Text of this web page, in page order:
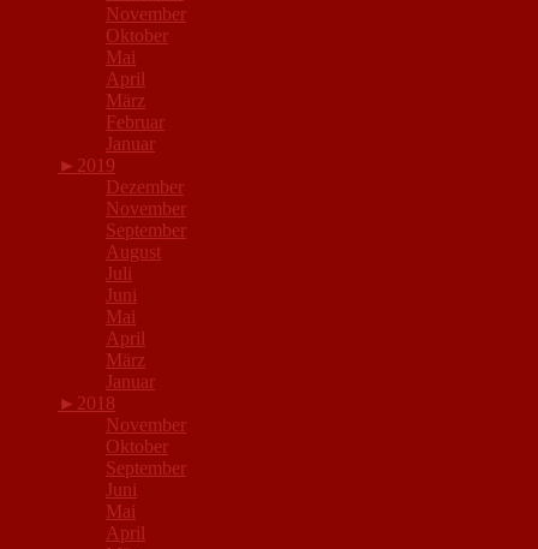
November
Oktober
Mai
April
März
Februar
Januar
► 2019
Dezember
November
September
August
Juli
Juni
Mai
April
März
Januar
► 2018
November
Oktober
September
Juni
Mai
April